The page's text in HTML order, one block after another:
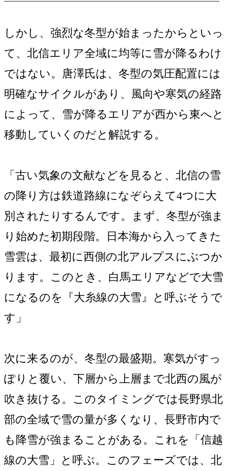
しかし、強烈な冬型が始まったからといっ
て、北信エリア全域に均等に雪が降るわけ
ではない。唐澤氏は、冬型の気圧配置には
明確なサイクルがあり、風向や寒気の経路
によって、雪が降るエリアが西から東へと
移動していくのだと解説する。
「古い気象の文献などを見ると、北信の雪
の降り方は鉄道路線になぞらえて4つに大
別されたりするんです。まず、冬型が強ま
り始めた初期段階。日本海から入ってきた
雪雲は、最初に西側の北アルプスにぶつか
ります。このとき、白馬エリアなどで大雪
になるのを『大糸線の大雪』と呼ぶそうで
す」
次に来るのが、冬型の最盛期。寒気がすっ
ぽりと覆い、下層から上層まで北西の風が
吹き抜ける。このタイミングでは長野県北
部の全域で雪の量が多くなり、長野市内で
も降雪が強まることがある。これを「信越
線の大雪」と呼ぶ。このフェーズでは、北